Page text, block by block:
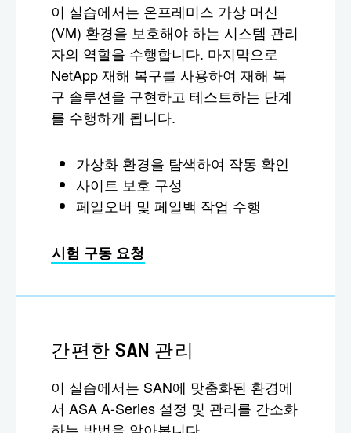
이 실습에서는 온프레미스 가상 머신
(VM) 환경을 보호해야 하는 시스템 관리
자의 역할을 수행합니다. 마지막으로
NetApp 재해 복구를 사용하여 재해 복
구 솔루션을 구현하고 테스트하는 단계
를 수행하게 됩니다.
가상화 환경을 탐색하여 작동 확인
사이트 보호 구성
페일오버 및 페일백 작업 수행
시험 구동 요청
간편한 SAN 관리
이 실습에서는 SAN에 맞춤화된 환경에
서 ASA A-Series 설정 및 관리를 간소화